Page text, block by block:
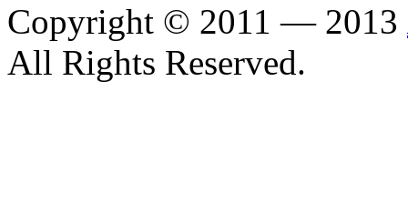
Copyright © 2011 — 2013
All Rights Reserved.